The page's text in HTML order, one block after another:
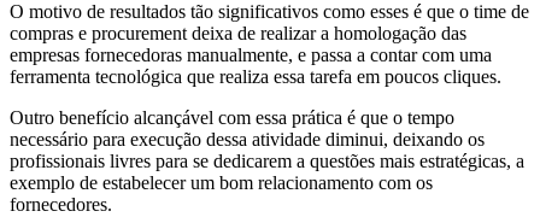
O motivo de resultados tão significativos como esses é que o time de
compras e procurement deixa de realizar a homologação das
empresas fornecedoras manualmente, e passa a contar com uma
ferramenta tecnológica que realiza essa tarefa em poucos cliques.
Outro benefício alcançável com essa prática é que o tempo
necessário para execução dessa atividade diminui, deixando os
profissionais livres para se dedicarem a questões mais estratégicas, a
exemplo de estabelecer um bom relacionamento com os
fornecedores.